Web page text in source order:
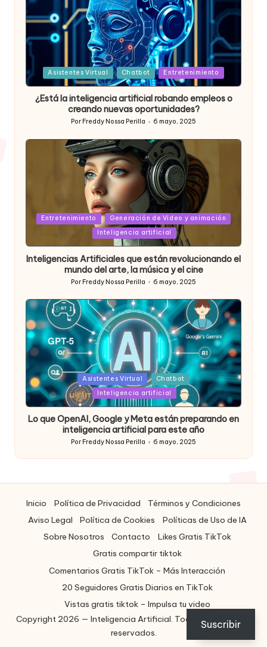
Posted
in
Asistentes Virtual Chatbot Entretenimiento
¿Está la inteligencia artificial robando empleos o
creando nuevas oportunidades?
Publicado
Por Freddy Nossa Perilla 6 mayo, 2025
Posted
Entretenimiento
Generación de Video y animación
Inteligencia artificial
Inteligencias Artificiales que están revolucionando el
mundo del arte, la música y el cine
Publicado
Por Freddy Nossa Perilla 6 mayo, 2025
Posted
in
Asistentes Virtual
Chatbot
Inteligencia artificial
Lo que OpenAI, Google y Meta están preparando en
inteligencia artificial para este año
Publicado
por
Por Freddy Nossa Perilla 6 mayo, 2025
Inicio Política de Privacidad
Términos y Condiciones
Aviso Legal
Política de Cookies
Políticas de Uso de IA
Sobre Nosotros
Contacto
Likes Gratis TikTok
Gratis compartir tiktok
Comentarios Gratis TikTok – Más Interacción
20 Seguidores Gratis Diarios en TikTok
Vistas gratis tiktok – Impulsa tu video
Copyright 2026 — Inteligencia Artificial. Todos los derechos
reservados.
Suscribir
ES